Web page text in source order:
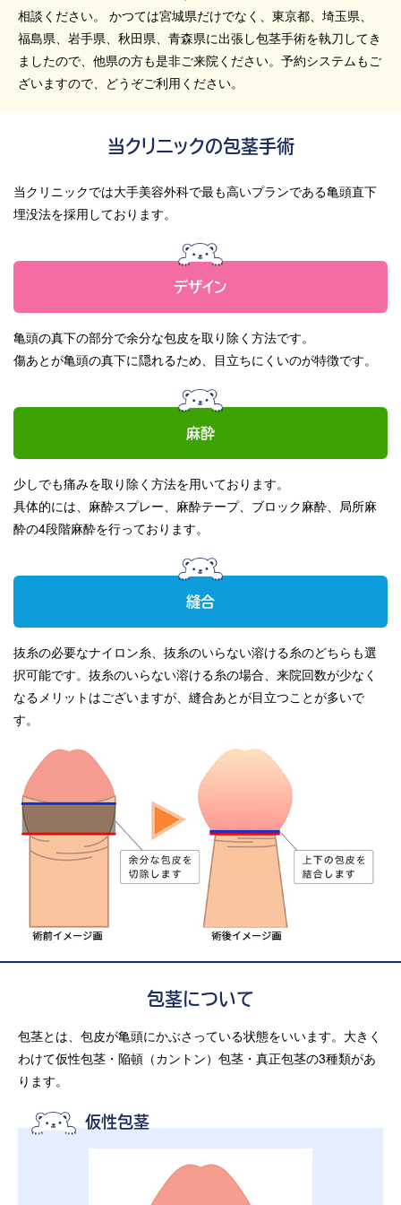
相談ください。 かつては宮城県だけでなく、東京都、埼玉県、
福島県、岩手県、秋田県、青森県に出張し包茎手術を執刀してき
ましたので、他県の方も是非ご来院ください。予約システムもご
ざいますので、どうぞご利用ください。
当クリニックの包茎手術
当クリニックでは大手美容外科で最も高いプランである亀頭直下
埋没法を採用しております。
デザイン
亀頭の真下の部分で余分な包皮を取り除く方法です。
傷あとが亀頭の真下に隠れるため、目立ちにくいのが特徴です。
麻酔
少しでも痛みを取り除く方法を用いております。
具体的には、麻酔スプレー、麻酔テープ、ブロック麻酔、局所麻
酔の4段階麻酔を行っております。
縫合
抜糸の必要なナイロン糸、抜糸のいらない溶ける糸のどちらも選
択可能です。抜糸のいらない溶ける糸の場合、来院回数が少なく
なるメリットはございますが、縫合あとが目立つことが多いで
す。
包茎について
包茎とは、包皮が亀頭にかぶさっている状態をいいます。大きく
わけて仮性包茎・陥頓（カントン）包茎・真正包茎の3種類があ
ります。
仮性包茎